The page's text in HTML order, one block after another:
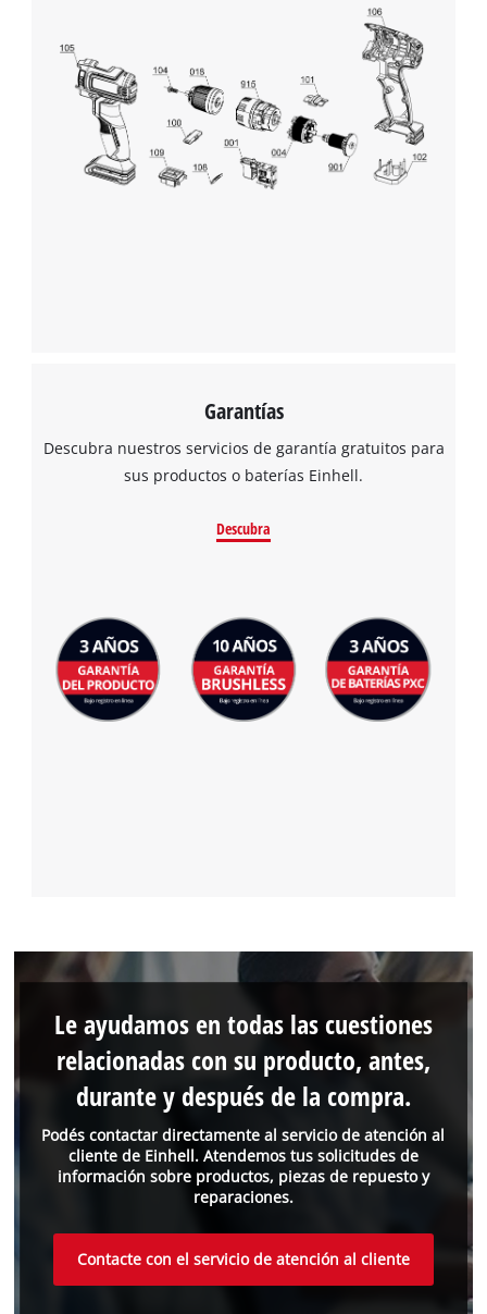
This content is not permitted to load due
to trackers that are not disclosed to the
visitor. The website owner needs to setup
the site with their CMP to add this content
to the list of technologies used.
Powered by
Usercentrics Consent
Management Platform
Garantías
Descubra nuestros servicios de garantía gratuitos para
sus productos o baterías Einhell.
Descubra
Podés contactar directamente al servicio de atención al
cliente de Einhell. Atendemos tus solicitudes de
información sobre productos, piezas de repuesto y
reparaciones.
Le ayudamos en todas las cuestiones
relacionadas con su producto, antes,
durante y después de la compra.
Contacte con el servicio de atención al cliente